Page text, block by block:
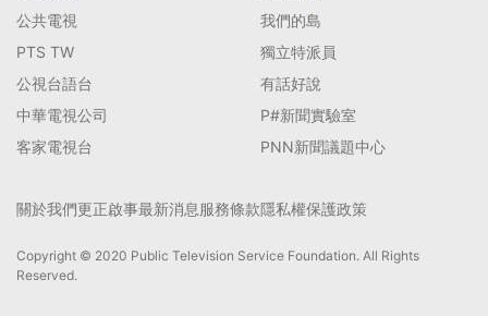
公共電視
PTS TW
公視台語台
中華電視公司
客家電視台
我們的島
獨立特派員
有話好說
P#新聞實驗室
PNN新聞議題中心
關於我們更正啟事最新消息服務條款隱私權保護政策
Copyright © 2020 Public Television Service Foundation. All Rights
Reserved.